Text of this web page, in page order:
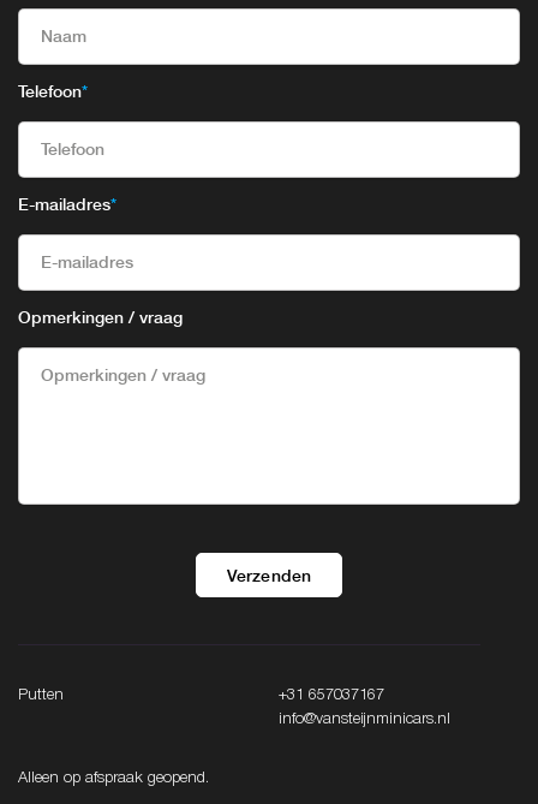
Telefoon*
E-mailadres*
Opmerkingen / vraag
Verzenden
Putten
+31 657037167
info@vansteijnminicars.nl
Alleen op afspraak geopend.